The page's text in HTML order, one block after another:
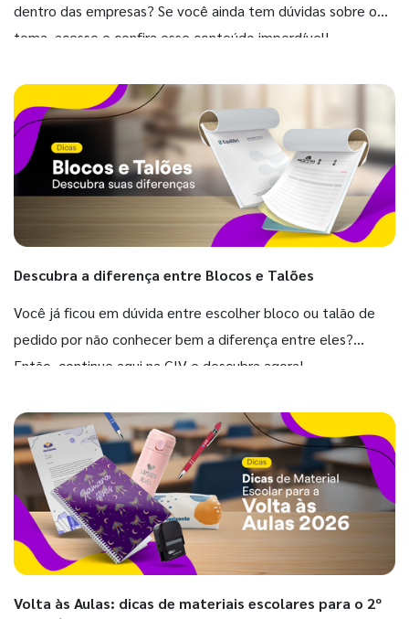
dentro das empresas? Se você ainda tem dúvidas sobre o
tema, acesse e confira esse conteúdo imperdível!
Descubra a diferença entre Blocos e Talões
Você já ficou em dúvida entre escolher bloco ou talão de
pedido por não conhecer bem a diferença entre eles?
Então, continue aqui na GIV e descubra agora!
Volta às Aulas: dicas de materiais escolares para o 2º